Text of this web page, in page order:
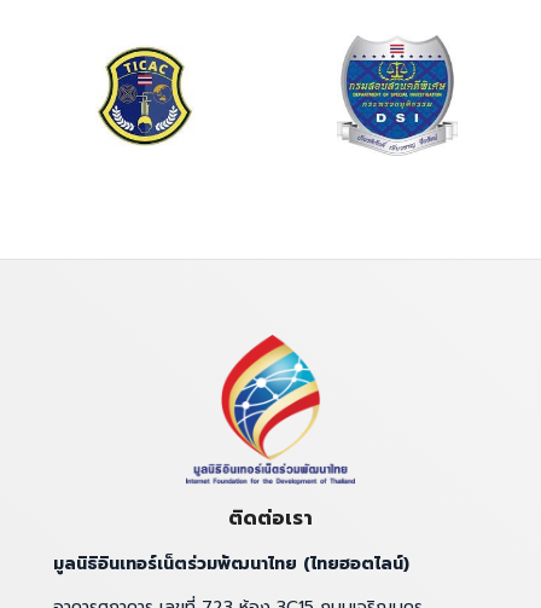
ติดต่อเรา
มูลนิธิอินเทอร์เน็ตร่วมพัฒนาไทย (ไทยฮอตไลน์)